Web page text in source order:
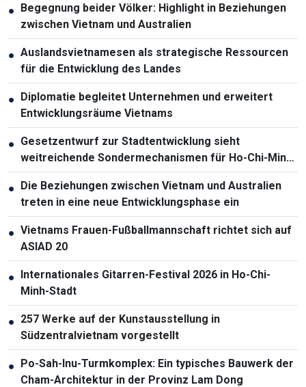
● Begegnung beider Völker: Highlight in Beziehungen
zwischen Vietnam und Australien
● Auslandsvietnamesen als strategische Ressourcen
für die Entwicklung des Landes
● Diplomatie begleitet Unternehmen und erweitert
Entwicklungsräume Vietnams
● Gesetzentwurf zur Stadtentwicklung sieht
weitreichende Sondermechanismen für Ho-Chi-Minh-
Stadt vor
● Die Beziehungen zwischen Vietnam und Australien
treten in eine neue Entwicklungsphase ein
● Vietnams Frauen-Fußballmannschaft richtet sich auf
ASIAD 20
● Internationales Gitarren-Festival 2026 in Ho-Chi-
Minh-Stadt
● 257 Werke auf der Kunstausstellung in
Südzentralvietnam vorgestellt
● Po-Sah-Inu-Turmkomplex: Ein typisches Bauwerk der
Cham-Architektur in der Provinz Lam Dong